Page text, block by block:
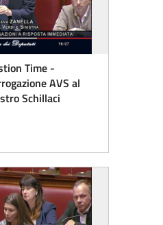
Time -
AVS al
Schillaci